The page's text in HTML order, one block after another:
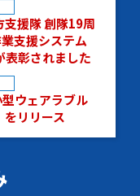
支援隊 創隊19周
支援システム
表彰されました
ウェアラブル
リリース